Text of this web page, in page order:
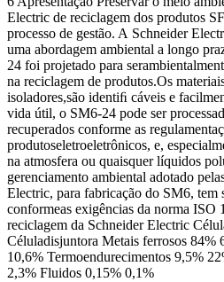
Electric de reciclagem dos produtos
processo de gestão. A Schneider
uma abordagem ambiental a longo
24 foi projetado para
na reciclagem de produtos.Os
isoladores,são identiﬁ cáveis e
vida útil, o SM6-24 pode ser
recuperados conforme as
produtoseletroeletrônicos, e,
na atmosfera ou quaisquer líquidos
gerenciamento ambiental adotado
Electric, para fabricação do SM6, tem
conformeas exigências da norma
reciclagem da Schneider Electric
Céluladisjuntora Metais ferrosos 84%
10,6% Termoendurecimentos 9,5%
2,3% Fluidos 0,15% 0,1%